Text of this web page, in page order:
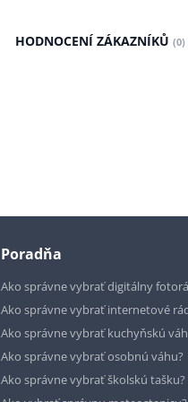
HODNOCENÍ ZÁKAZNÍKŮ (0)
Poradňa
Ako správne vybrať digitálny
Ako správne vybrať internetové
Ako správne vybrať kuchyňskú
Ako správne vybrať osobnú váhu?
Ako správne vybrať školskú tašku?